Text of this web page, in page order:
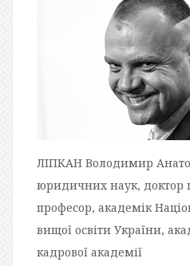
ЛІПКАН Володимир
юридичних наук, доктор
професор, академік
вищої освіти України,
кадрової академії